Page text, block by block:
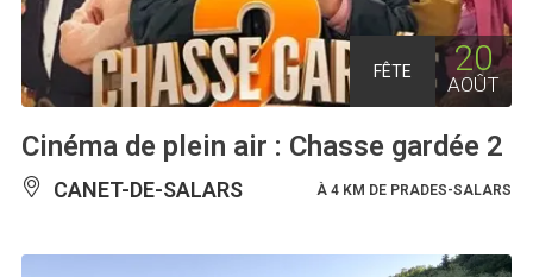
FÊTE 20
AOÛT
Cinéma de plein air : Chasse gardée 2
CANET-DE-SALARS À 4 KM DE PRADES-SALARS